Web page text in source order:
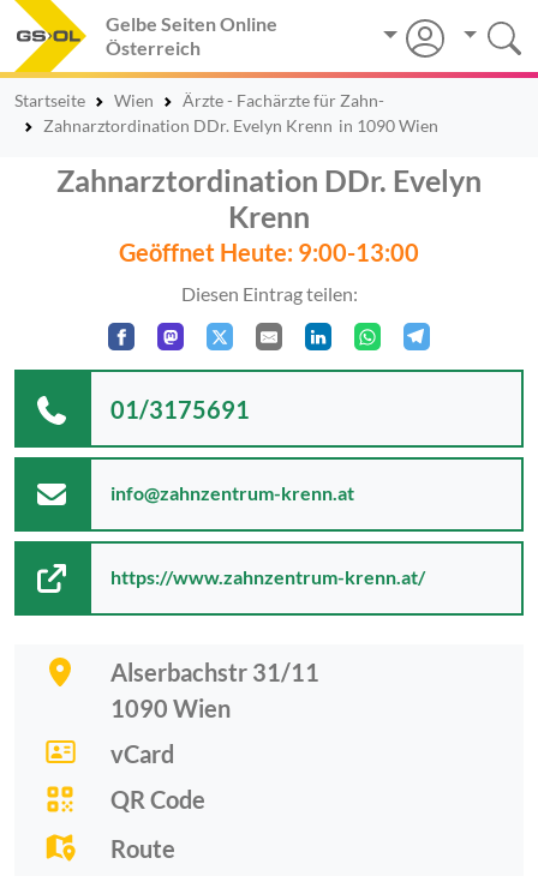
Gelbe Seiten Online
Österreich
Startseite Wien
Ärzte - Fachärzte für Zahn-
Zahnarztordination DDr. Evelyn Krenn in 1090 Wien
Zahnarztordination DDr. Evelyn
Krenn
Geöffnet Heute: 9:00-13:00
Diesen Eintrag teilen:
Alserbachstr 31/11
1090 Wien
vCard
QR Code
Route
01/3175691
info@zahnzentrum-krenn.at
https://www.zahnzentrum-krenn.at/